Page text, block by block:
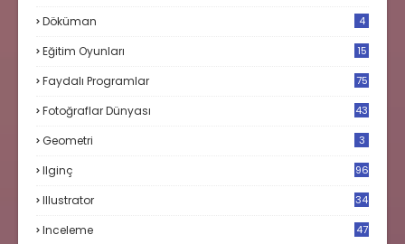
Döküman 4
Eğitim Oyunları 15
Faydalı Programlar 75
Fotoğraflar Dünyası 43
Geometri 3
Ilginç 96
Illustrator 34
Inceleme 47